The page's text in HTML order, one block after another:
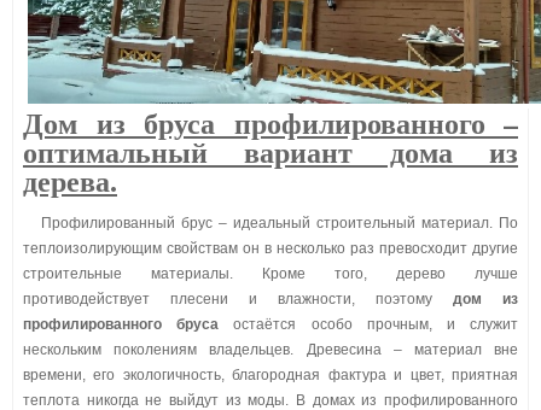
Дом из бруса профилированного –
оптимальный вариант дома из
дерева.
Профилированный брус – идеальный строительный материал. По
теплоизолирующим свойствам он в несколько раз превосходит другие
строительные материалы. Кроме того, дерево лучше
противодействует плесени и влажности, поэтому дом из
профилированного бруса остаётся особо прочным, и служит
нескольким поколениям владельцев. Древесина – материал вне
времени, его экологичность, благородная фактура и цвет, приятная
теплота никогда не выйдут из моды. В домах из профилированного